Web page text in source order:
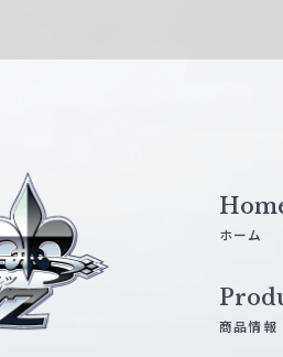
ホーム
商品情報